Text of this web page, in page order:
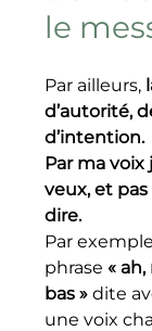
le
Par ailleurs,
d’autorité,
d’intention.
Par ma
veux, et
dire.
Par
phrase «
bas » dite
une voix